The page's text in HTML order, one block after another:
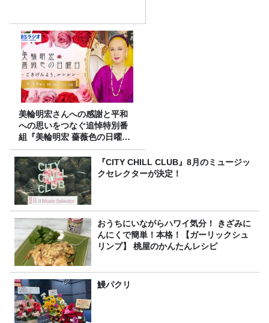
美輪明宏さんへの感謝と平和
への思いをつなぐ追悼特別番
組『美輪明宏 薔薇色の日曜日
～ごきげんよう、ルンルン
～』8/9（日）16時放送『CITY CHILL CLUB』8月のミュージッ
クセレクターが決定！
おうちにいながらハワイ気分！ きざみに
んにくで簡単！本格！【ガーリックシュ
リンプ】 桃屋のかんたんレシピ
鰻パクリ